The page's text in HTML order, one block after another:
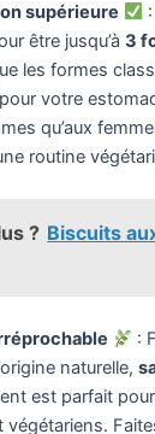
supérieure
être jusqu’à 3
les formes
votre
qu’aux
routine
? Biscuits
:
naturelle,
est parfait
végétariens.